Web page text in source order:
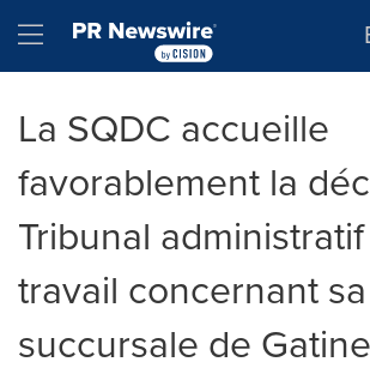
Hamburger menu
La SQDC accueille
favorablement la
Tribunal
travail concernant sa
succursale de